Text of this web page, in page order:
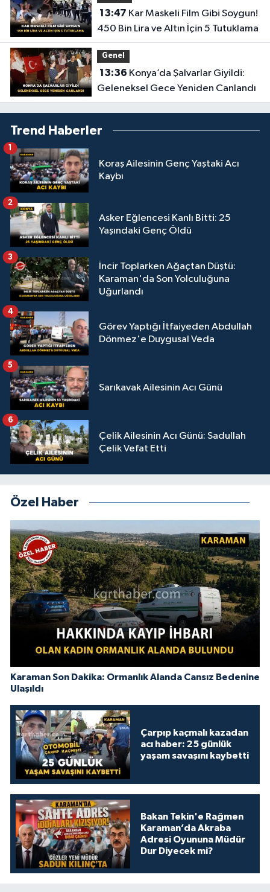
13:47
450 Bin Lira ve Altın İçin 5 Tutuklama
Genel
13:36
Geleneksel Gece Yeniden Canlandı
Trend Haberler
Koraş Ailesinin Genç Yaştaki Acı
Kaybı
1
Asker Eğlencesi Kanlı Bitti: 25
Yaşındaki Genç Öldü
2
İncir Toplarken Ağaçtan Düştü:
Karaman'da Son Yolculuğuna
Uğurlandı
3
Görev Yaptığı İtfaiyeden Abdullah
Dönmez'e Duygusal Veda
4
Sarıkavak Ailesinin Acı Günü
5
Çelik Ailesinin Acı Günü: Sadullah
Çelik Vefat Etti
6
Özel Haber
Karaman Son Dakika: Ormanlık Alanda Cansız Bedenine
Ulaşıldı
Çarpıp kaçmalı kazadan
acı haber: 25 günlük
yaşam savaşını kaybetti
Bakan Tekin'e Rağmen
Karaman’da Akraba
Adresi Oyununa Müdür
Dur Diyecek mi?